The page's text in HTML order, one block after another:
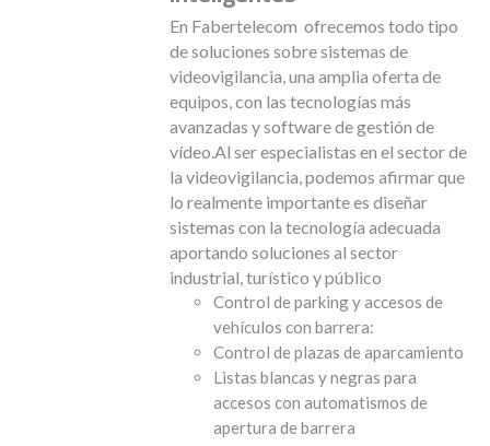
En Fabertelecom ofrecemos todo tipo
de soluciones sobre sistemas de
videovigilancia, una amplia oferta de
equipos, con las tecnologías más
avanzadas y software de gestión de
vídeo.Al ser especialistas en el sector de
la videovigilancia, podemos afirmar que
lo realmente importante es diseñar
sistemas con la tecnología adecuada
aportando soluciones al sector
industrial, turístico y público
Control de parking y accesos de
vehículos con barrera:
Control de plazas de aparcamiento
Listas blancas y negras para
accesos con automatismos de
apertura de barrera